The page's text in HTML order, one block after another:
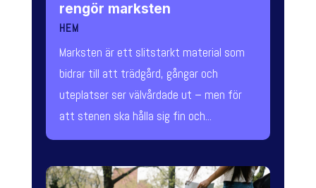
rengör marksten
HEM
Marksten är ett slitstarkt material som
bidrar till att trädgård, gångar och
uteplatser ser välvårdade ut – men för
att stenen ska hålla sig fin och...